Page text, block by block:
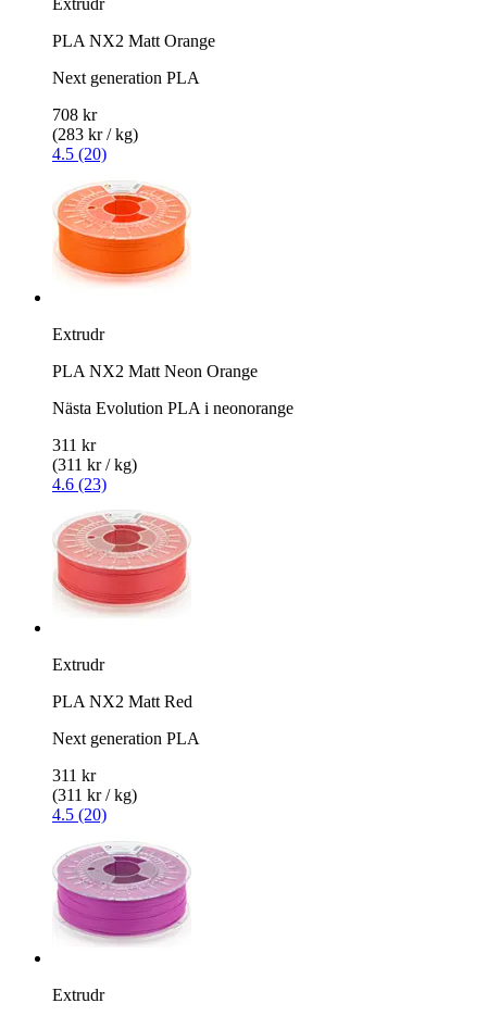
PLA NX2 Matt Orange
Next generation PLA
708 kr
(283 kr / kg)
4.5 (20)
Extrudr
PLA NX2 Matt Neon Orange
Nästa Evolution PLA i neonorange
311 kr
(311 kr / kg)
4.6 (23)
Extrudr
PLA NX2 Matt Red
Next generation PLA
311 kr
(311 kr / kg)
4.5 (20)
Extrudr